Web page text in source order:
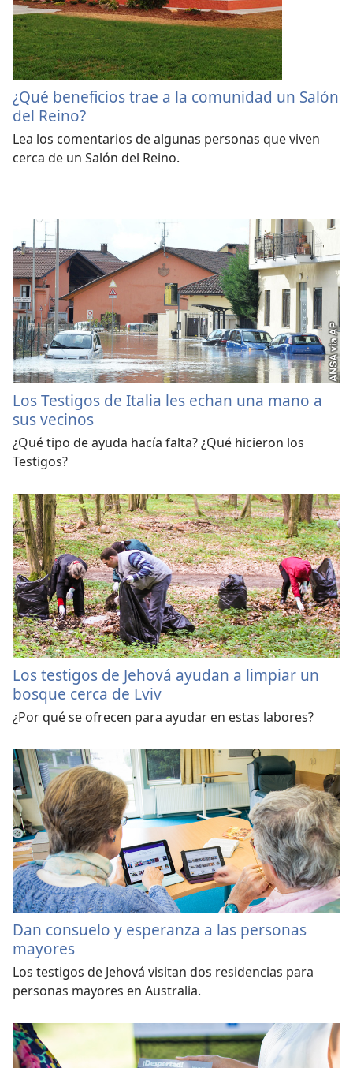
¿Qué beneficios trae a la comunidad un Salón
del Reino?
Lea los comentarios de algunas personas que viven
cerca de un Salón del Reino.
Los Testigos de Italia les echan una mano a
sus vecinos
¿Qué tipo de ayuda hacía falta? ¿Qué hicieron los
Testigos?
Los testigos de Jehová ayudan a limpiar un
bosque cerca de Lviv
¿Por qué se ofrecen para ayudar en estas labores?
Dan consuelo y esperanza a las personas
mayores
Los testigos de Jehová visitan dos residencias para
personas mayores en Australia.